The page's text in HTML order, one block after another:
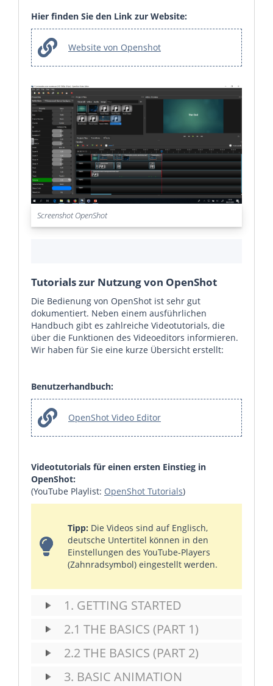
Hier finden Sie den Link zur Website:
Website von Openshot
Screenshot OpenShot
Tutorials zur Nutzung von OpenShot
Die Bedienung von OpenShot ist sehr gut
dokumentiert. Neben einem ausführlichen
Handbuch gibt es zahlreiche Videotutorials, die
über die Funktionen des Videoeditors informieren.
Wir haben für Sie eine kurze Übersicht erstellt:
Benutzerhandbuch:
OpenShot Video Editor
Videotutorials für einen ersten Einstieg in
OpenShot:
(YouTube Playlist: OpenShot Tutorials)
Tipp: Die Videos sind auf Englisch,
deutsche Untertitel können in den
Einstellungen des YouTube-Players
(Zahnradsymbol) eingestellt werden.
1. GETTING STARTED
2.1 THE BASICS (PART 1)
2.2 THE BASICS (PART 2)
3. BASIC ANIMATION